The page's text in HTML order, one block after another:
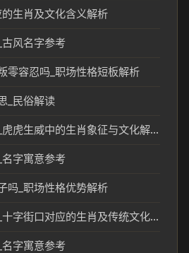
生肖及文化含义解析
风名字参考
零容忍吗_职场性格短板解析
_民俗解读
虎虎生威是什么生肖_虎虎生威中的生肖象征与文化解读
字寓意参考
吗_职场性格优势解析
十字街口是什么生肖_十字街口对应的生肖及传统文化解读
字寓意参考